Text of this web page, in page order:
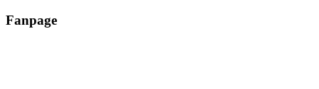
Fanpage